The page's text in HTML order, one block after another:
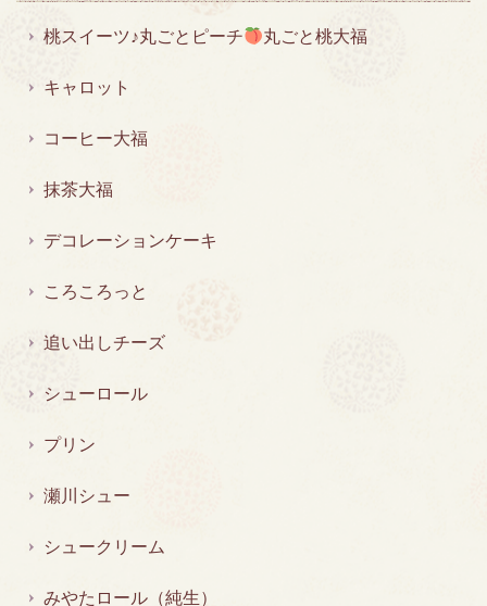
桃スイーツ♪丸ごとピーチ 丸ごと桃大福
キャロット
コーヒー大福
抹茶大福
デコレーションケーキ
ころころっと
追い出しチーズ
シューロール
プリン
瀬川シュー
シュークリーム
みやたロール（純生）